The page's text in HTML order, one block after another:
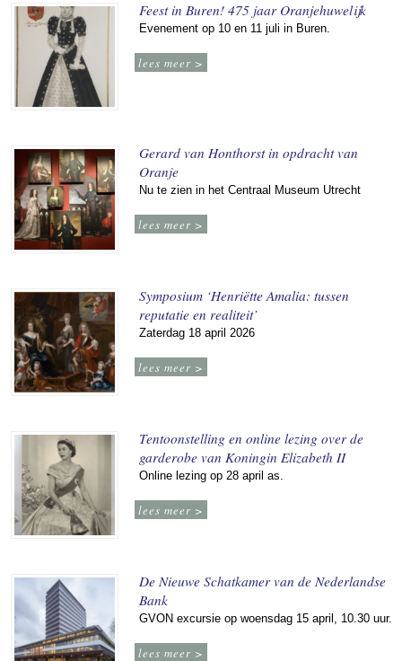
Feest in Buren! 475 jaar Oranjehuwelijk
Evenement op 10 en 11 juli in Buren.
lees meer >
Gerard van Honthorst in opdracht van
Oranje
Nu te zien in het Centraal Museum Utrecht
lees meer >
Symposium ‘Henriëtte Amalia: tussen
reputatie en realiteit’
Zaterdag 18 april 2026
lees meer >
Tentoonstelling en online lezing over de
garderobe van Koningin Elizabeth II
Online lezing op 28 april as.
lees meer >
De Nieuwe Schatkamer van de Nederlandse
Bank
GVON excursie op woensdag 15 april, 10.30 uur.
lees meer >